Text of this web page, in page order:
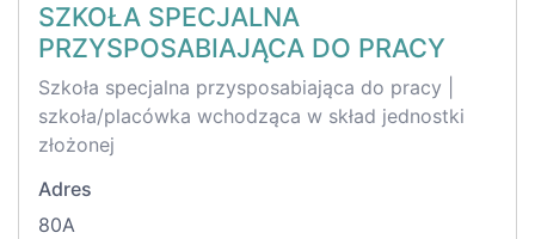
SZKOŁA SPECJALNA
PRZYSPOSABIAJĄCA DO PRACY
Szkoła specjalna przysposabiająca do pracy |
szkoła/placówka wchodząca w skład jednostki
złożonej
Adres
80A